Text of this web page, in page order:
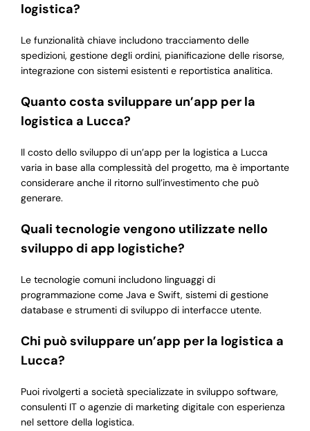
logistica?
Le funzionalità chiave includono tracciamento delle
spedizioni, gestione degli ordini, pianificazione delle risorse,
integrazione con sistemi esistenti e reportistica analitica.
Quanto costa sviluppare un’app per la
logistica a Lucca?
Il costo dello sviluppo di un’app per la logistica a Lucca
varia in base alla complessità del progetto, ma è importante
considerare anche il ritorno sull’investimento che può
generare.
Quali tecnologie vengono utilizzate nello
sviluppo di app logistiche?
Le tecnologie comuni includono linguaggi di
programmazione come Java e Swift, sistemi di gestione
database e strumenti di sviluppo di interfacce utente.
Chi può sviluppare un’app per la logistica a
Lucca?
Puoi rivolgerti a società specializzate in sviluppo software,
consulenti IT o agenzie di marketing digitale con esperienza
nel settore della logistica.